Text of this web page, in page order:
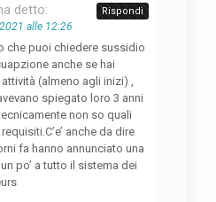
detto:
alle 12:26
che puoi chiedere sussidio
anche se hai
(almeno agli inizi) ,
spiegato loro 3 anni
non so quali
anche da dire
fa hanno annunciato una
po’ a tutto il sistema dei
Rispondi